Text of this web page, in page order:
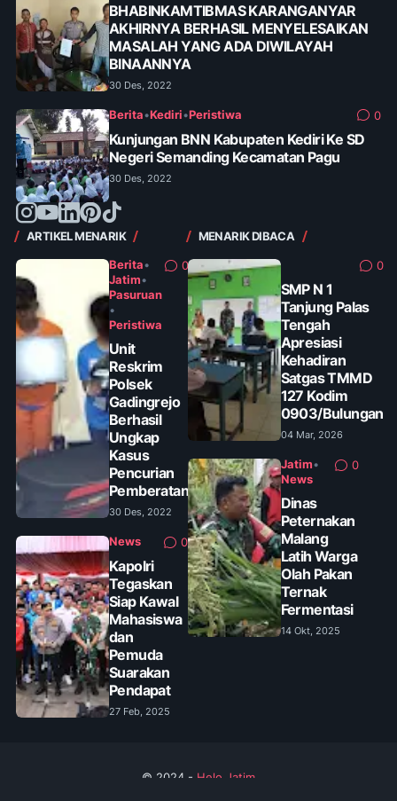
BHABINKAMTIBMAS KARANGANYAR
AKHIRNYA BERHASIL MENYELESAIKAN
MASALAH YANG ADA DIWILAYAH
BINAANNYA
30 Des, 2022
Berita•Kediri•Peristiwa 0
Kunjungan BNN Kabupaten Kediri Ke SD
Negeri Semanding Kecamatan Pagu
30 Des, 2022
ARTIKEL MENARIK
Berita•
Jatim•
Pasuruan
•
Peristiwa
0
Unit
Reskrim
Polsek
Gadingrejo
Berhasil
Ungkap
Kasus
Pencurian
Pemberatan
30 Des, 2022
News 0
Kapolri
Tegaskan
Siap Kawal
Mahasiswa
dan
Pemuda
Suarakan
Pendapat
27 Feb, 2025
MENARIK DIBACA
0
SMP N 1
Tanjung Palas
Tengah
Apresiasi
Kehadiran
Satgas TMMD
127 Kodim
0903/Bulungan
04 Mar, 2026
Jatim•
News
0
Dinas
Peternakan
Malang
Latih Warga
Olah Pakan
Ternak
Fermentasi
14 Okt, 2025
© 2024 - Helo Jatim